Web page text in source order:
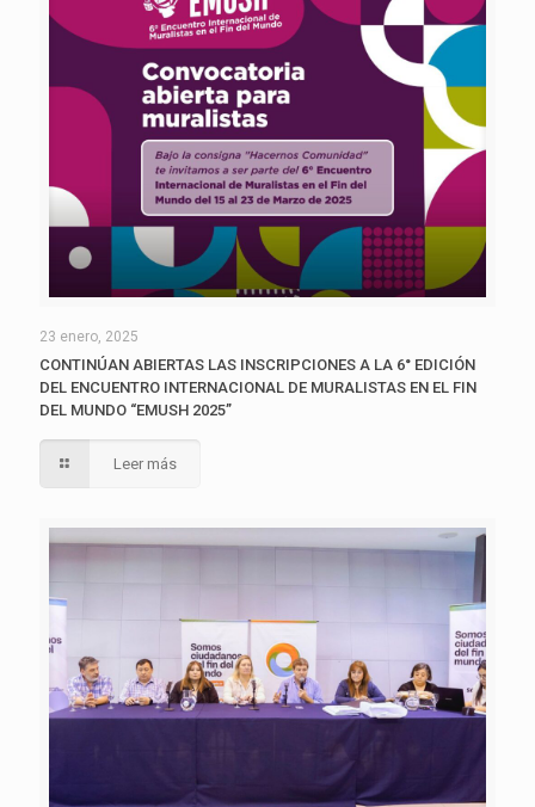
23 enero, 2025
CONTINÚAN ABIERTAS LAS INSCRIPCIONES A LA 6° EDICIÓN
DEL ENCUENTRO INTERNACIONAL DE MURALISTAS EN EL FIN
DEL MUNDO “EMUSH 2025”
Leer más